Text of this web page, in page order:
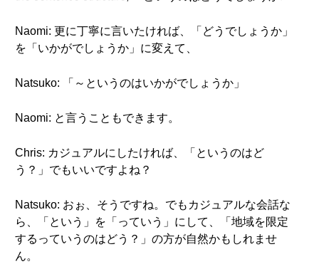
Naomi: 更に丁寧に言いたければ、「どうでしょうか」
を「いかがでしょうか」に変えて、
Natsuko: 「～というのはいかがでしょうか」
Naomi: と言うこともできます。
Chris: カジュアルにしたければ、「というのはど
う？」でもいいですよね？
Natsuko: おぉ、そうですね。でもカジュアルな会話な
ら、「という」を「っていう」にして、「地域を限定
するっていうのはどう？」の方が自然かもしれませ
ん。